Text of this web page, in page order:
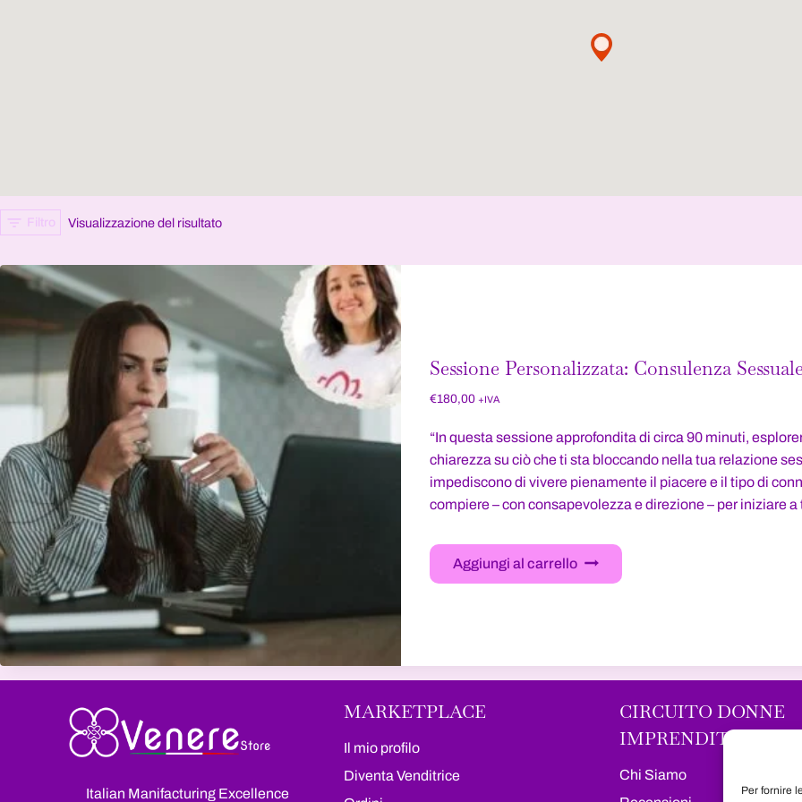
Per fornire
Filtro Visualizzazione del risultato
Sessione Personalizzata: Consulenza
€180,00 +IVA
“In questa sessione approfondita di circa 90 minuti,
chiarezza su ciò che ti sta bloccando nella tua relazione
impediscono di vivere pienamente il piacere e il tipo di
compiere – con consapevolezza e direzione – per iniziare
Aggiungi al carrello
Italian Manifacturing Excellence
MARKETPLACE
Il mio profilo
Diventa Venditrice
CIRCUITO DONNE
IMPRENDITRICI
Chi Siamo